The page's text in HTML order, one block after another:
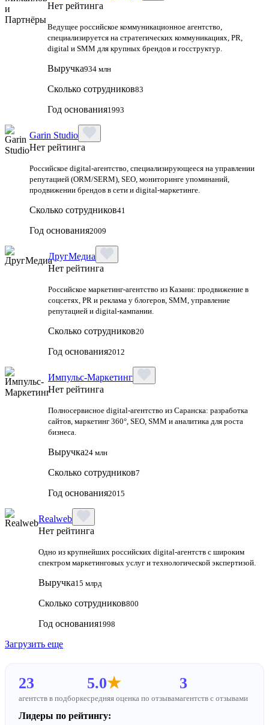
Нет рейтинга
Ведущее российское коммуникационное агентство,
специализируется на стратегических коммуникациях, PR,
digital и SMM для крупных брендов и госструктур.
Выручка934 млн
Сколько сотрудников83
Год основания1993
Garin Studio
Нет рейтинга
Российское digital-агентство, специализирующееся на управлении
репутацией (ORM/SERM), SEO, мониторинге упоминаний,
продвижении брендов в сети и digital-маркетинге.
Сколько сотрудников41
Год основания2009
ДругМедиа
Нет рейтинга
Российское маркетинг-агентство из Казани: продвижение в
соцсетях, PR и реклама у блогеров, SMM, управление
репутацией и digital-кампании.
Сколько сотрудников20
Год основания2012
Импульс-Маркетинг
Нет рейтинга
Полносервисное digital-агентство из Саранска: разработка
сайтов, маркетинг 360°, SEO, SMM и аналитика для роста
бизнеса.
Выручка24 млн
Сколько сотрудников7
Год основания2015
Realweb
Нет рейтинга
Одно из крупнейших российских digital-агентств с широким
спектром маркетинговых услуг и технологической экспертизой.
Выручка15 млрд
Сколько сотрудников800
Год основания1998
Загрузить еще
23
агентств в подборке
5.0★
средняя оценка по отзывам
3
агентств с отзывами
Лидеры по рейтингу: